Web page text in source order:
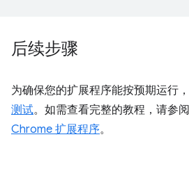
后续步骤
为确保您的扩展程序能按预期运行
测试。如需查看完整的教程，请参阅
Chrome 扩展程序。